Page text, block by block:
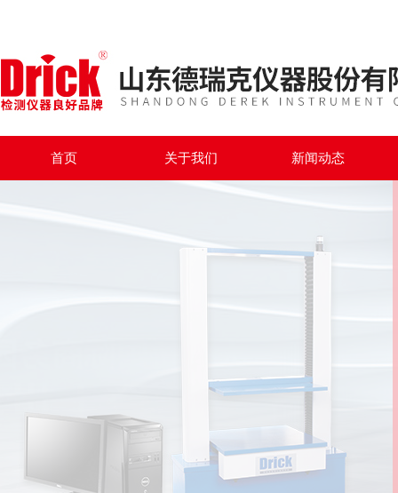
首页 关于我们 新闻动态